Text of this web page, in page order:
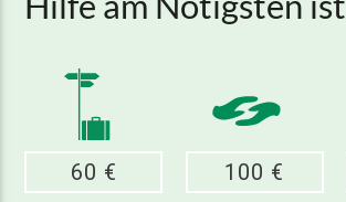
60 € 100 €